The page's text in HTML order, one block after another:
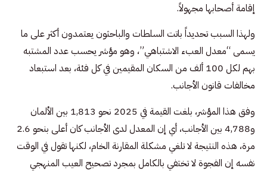
إقامة أصحابها مجهولاً.
ولهذا السبب تحديداً باتت السلطات والباحثون يعتمدون أكثر على ما
يسمى “معدل العبء الاشتباهي”، وهو مؤشر يحسب عدد المشتبه
بهم لكل 100 ألف من السكان المقيمين في كل فئة، بعد استبعاد
مخالفات قانون الأجانب.
وفق هذا المؤشر، بلغت القيمة في 2025 نحو 1,813 بين الألمان
و4,788 بين الأجانب، أي إن المعدل لدى الأجانب كان أعلى بنحو 2.6
مرة، هذه النتيجة لا تلغي مشكلة المقارنة الخام، لكنها تقول في الوقت
نفسه إن الفجوة لا تختفي بالكامل بمجرد تصحيح العيب المنهجي